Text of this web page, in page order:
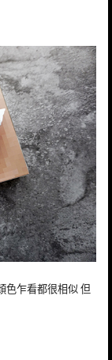
色乍看都很相似 但